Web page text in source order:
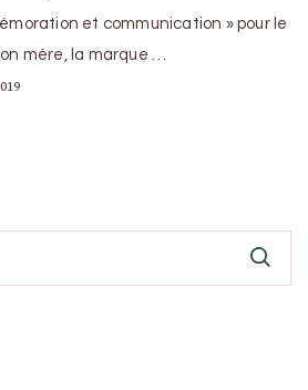
et communication » pour le
mère, la marque …